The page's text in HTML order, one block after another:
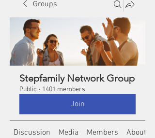
Groups
Stepfamily Network Group
Public · 1401 members
Join
Discussion Media Members About